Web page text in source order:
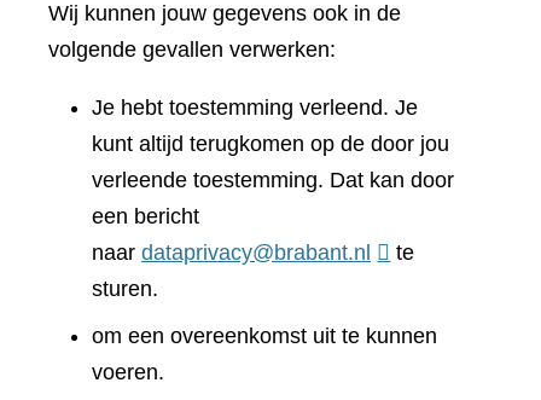
Wij kunnen jouw gegevens ook in de
volgende gevallen verwerken:
Je hebt toestemming verleend. Je
kunt altijd terugkomen op de door jou
verleende toestemming. Dat kan door
een bericht
naar dataprivacy@brabant.nl
te
sturen.
om een overeenkomst uit te kunnen
voeren.